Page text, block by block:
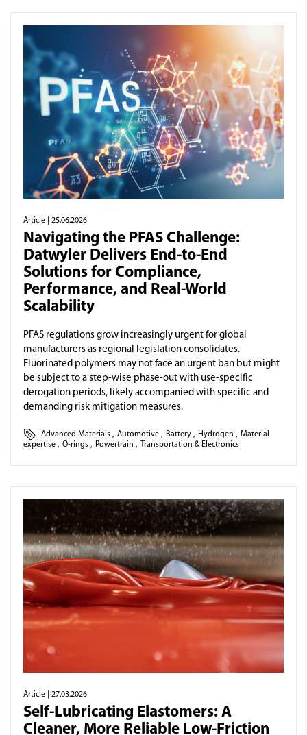
Article | 25.06.2026
Navigating the PFAS Challenge:
Datwyler Delivers End-to-End
Solutions for Compliance,
Performance, and Real-World
Scalability
PFAS regulations grow increasingly urgent for global
manufacturers as regional legislation consolidates.
Fluorinated polymers may not face an urgent ban but might
be subject to a step-wise phase-out with use-specific
derogation periods, likely accompanied with specific and
demanding risk mitigation measures.
Advanced Materials , Automotive , Battery , Hydrogen , Material
expertise , O-rings , Powertrain , Transportation & Electronics
Article | 27.03.2026
Self-Lubricating Elastomers: A
Cleaner, More Reliable Low-Friction